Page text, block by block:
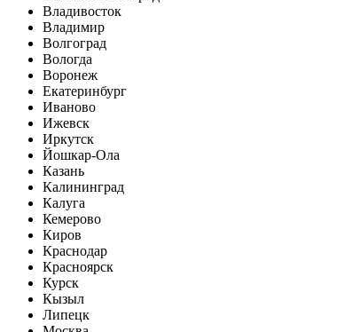
Владивосток
Владимир
Волгоград
Вологда
Воронеж
Екатеринбург
Иваново
Ижевск
Иркутск
Йошкар-Ола
Казань
Калининград
Калуга
Кемерово
Киров
Краснодар
Красноярск
Курск
Кызыл
Липецк